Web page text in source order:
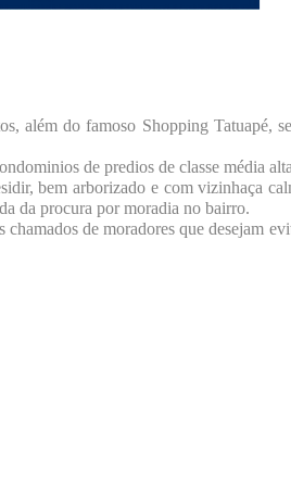
além do famoso Shopping Tatuapé,
de predios de classe média
bem arborizado e com vizinhaça
da procura por moradia no bairro.
de moradores que desejam